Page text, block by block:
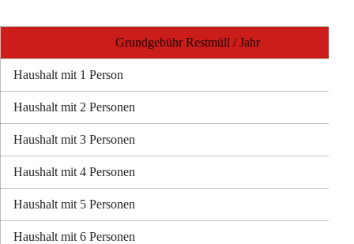
Grundgebühr Restmüll / Jahr
Haushalt mit 1 Person
Haushalt mit 2 Personen
Haushalt mit 3 Personen
Haushalt mit 4 Personen
Haushalt mit 5 Personen
Haushalt mit 6 Personen